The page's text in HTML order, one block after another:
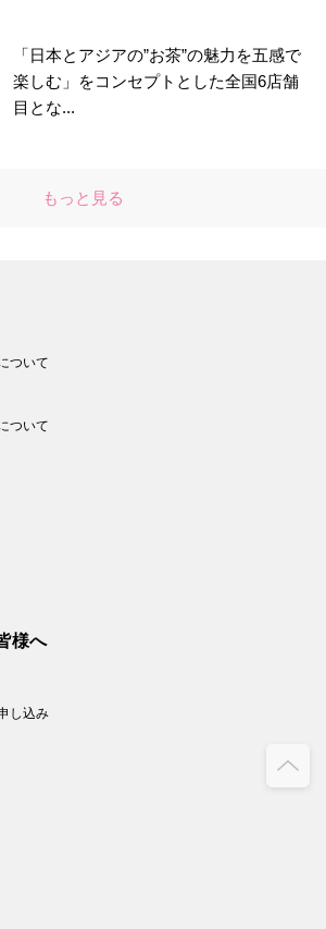
「日本とアジアの”お茶”の魅力を五感で
楽しむ」をコンセプトとした全国6店舗
目とな...
もっと見る
ついて
ついて
様へ
し込み